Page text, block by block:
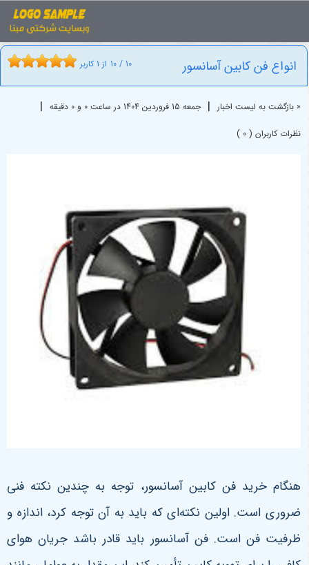
انواع فن کابین آسانسور 10 / 10 از 1 کاربر
« بازگشت به لیست اخبار | جمعه 15 فروردين 1404 در ساعت 0 و 0 دقیقه |
نظرات کاربران ( 0 )
هنگام خرید فن کابین آسانسور، توجه به چندین نکته فنی
ضروری است. اولین نکته‌ای که باید به آن توجه کرد، اندازه و
ظرفیت فن است. فن آسانسور باید قادر باشد جریان هوای